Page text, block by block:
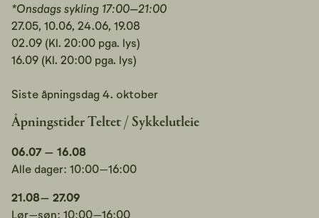
*Onsdags sykling 17:00–21:00
27.05, 10.06, 24.06, 19.08
02.09 (Kl. 20:00 pga. lys)
16.09 (Kl. 20:00 pga. lys)
Siste åpningsdag 4. oktober
Åpningstider Teltet / Sykkelutleie
06.07 – 16.08
Alle dager: 10:00–16:00
21.08– 27.09
Lør–søn: 10:00–16:00